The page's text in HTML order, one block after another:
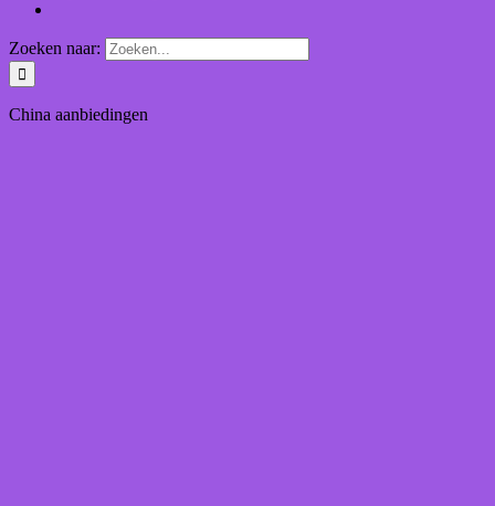
Zoeken naar:
China aanbiedingen